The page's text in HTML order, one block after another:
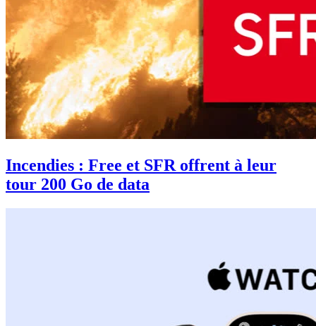
Incendies : Free et SFR offrent à leur
tour 200 Go de data